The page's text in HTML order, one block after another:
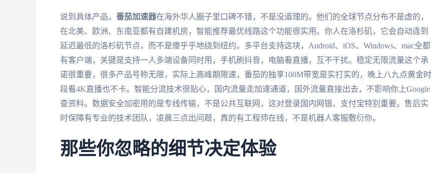
说到具体产品， 番茄加速器在海外华人圈子里口碑不错，不是没道理的。他们的全球节点分布不是虚的，
在北美、欧洲、东南亚都有自建机房，智能推荐最优线路这个功能很实用。你人在洛杉矶，它会自动连到
延迟最低的洛杉矶节点，而不是傻乎乎地绕到纽约。多平台支持这块，Android、iOS、Windows、mac全都
有客户端，关键是支持一人多端设备同时用，手机刷抖音，电脑看直播，互不干扰。稳定无限流量这个承
诺很重要，很多产品号称无限，实际上高峰期限速，番茄的独享100M带宽是实打实的，晚上八九点黄金时
段看4K直播也不卡。智能分流技术很贴心，国内流量走加速通道，国外流量直接出去，不影响你上Google
查资料。数据安全加密用的是专线传输，不是公共互联网，这对登录国内网银、支付宝特别重要。售后实
时保障有专业的技术团队，凌晨三点出问题，真的有工程师在线，不是机器人客服敷衍你。
那些你忽略的细节决定体验